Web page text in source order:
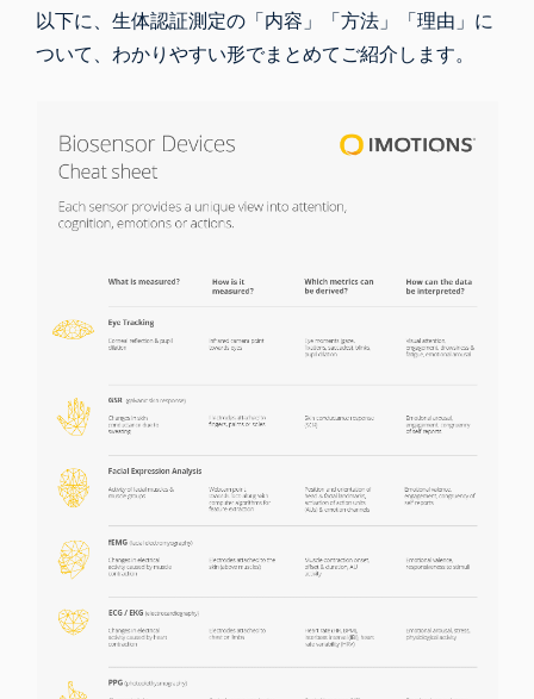
以下に、生体認証測定の「内容」「方法」「理由」に
ついて、わかりやすい形でまとめてご紹介します。